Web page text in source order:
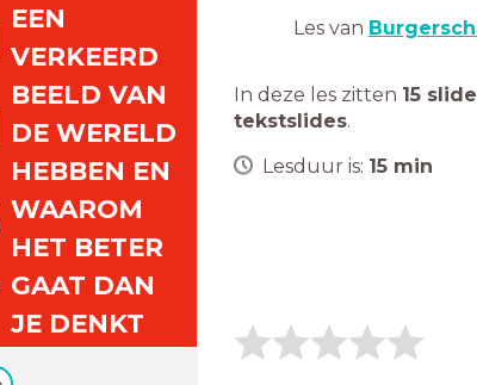
EEN
VERKEERD
BEELD VAN
DE WERELD
HEBBEN EN
WAAROM
HET BETER
GAAT DAN
JE DENKT
Les van
In deze les zitten 15
tekstslides.
Lesduur is: 15 min